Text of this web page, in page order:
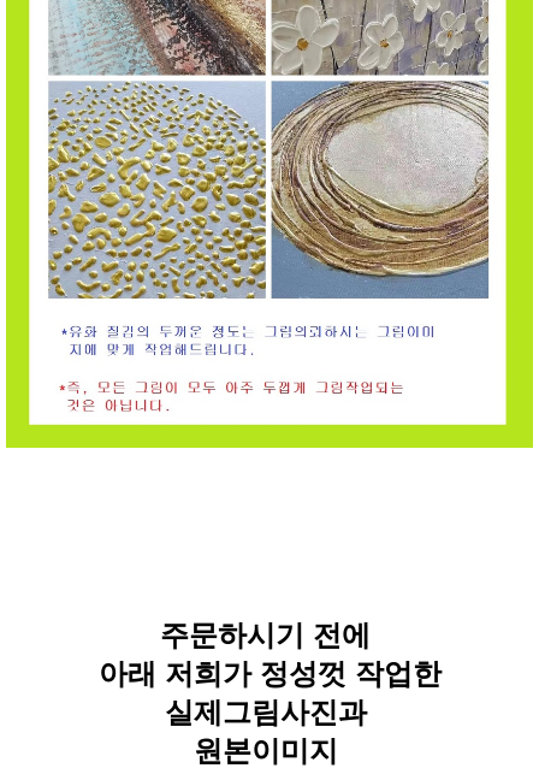
주문하시기 전에
아래 저희가 정성껏 작업한
실제그림사진과
원본이미지